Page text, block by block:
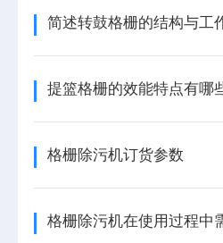
简述转鼓格栅的结构与工
提篮格栅的效能特点有哪
格栅除污机订货参数